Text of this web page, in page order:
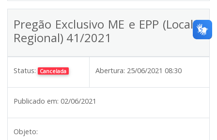
Pregão Exclusivo ME e EPP (Local e
Regional) 41/2021
Status: Cancelada Abertura: 25/06/2021 08:30
Publicado em: 02/06/2021
Objeto: